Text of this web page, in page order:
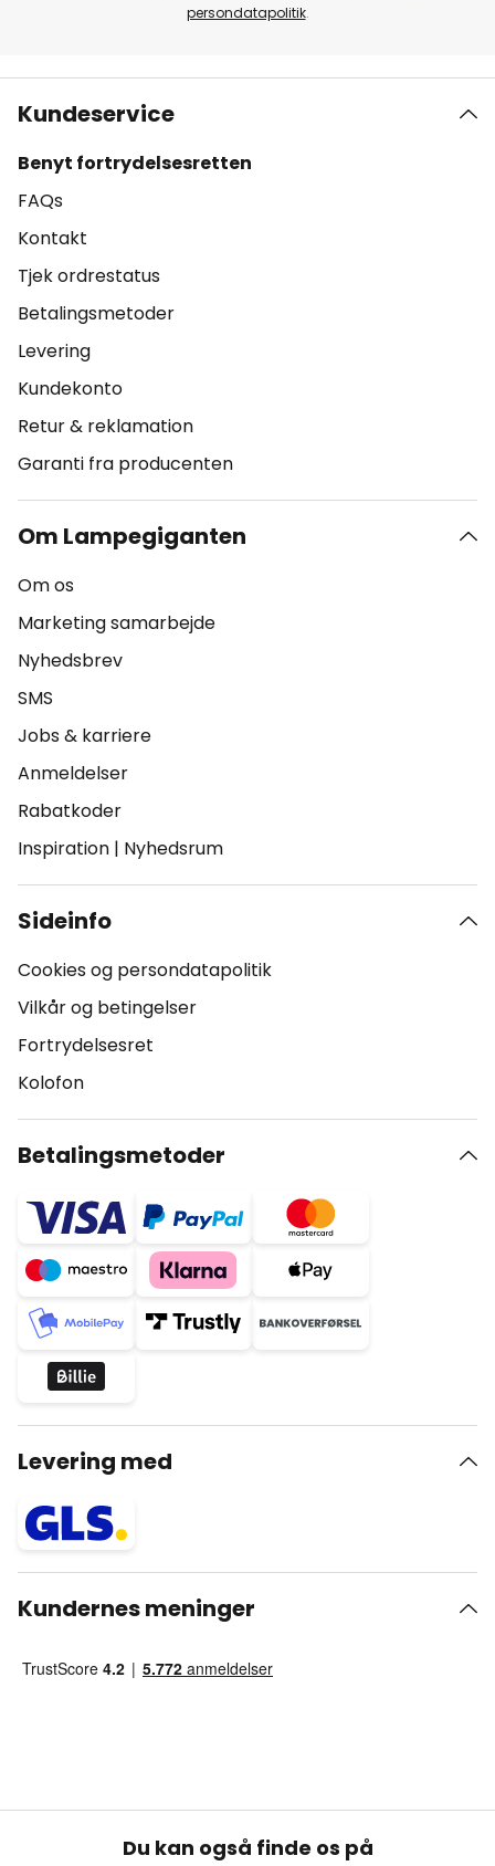
persondatapolitik.
Kundeservice
Benyt fortrydelsesretten
FAQs
Kontakt
Tjek ordrestatus
Betalingsmetoder
Levering
Kundekonto
Retur & reklamation
Garanti fra producenten
Om Lampegiganten
Om os
Marketing samarbejde
Nyhedsbrev
SMS
Jobs & karriere
Anmeldelser
Rabatkoder
Inspiration | Nyhedsrum
Sideinfo
Cookies og persondatapolitik
Vilkår og betingelser
Fortrydelsesret
Kolofon
Betalingsmetoder
Levering med
Kundernes meninger
Du kan også finde os på